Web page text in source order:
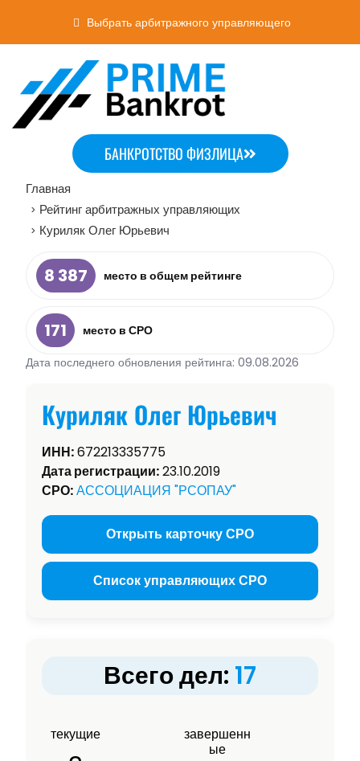
Выбрать арбитражного управляющего
БАНКРОТСТВО ФИЗЛИЦА
Главная
> Рейтинг арбитражных управляющих
> Куриляк Олег Юрьевич
8 387 место в общем рейтинге
171
место в СРО
Дата последнего обновления рейтинга: 09.08.2026
Куриляк Олег Юрьевич
ИНН:672213335775
Дата регистрации:23.10.2019
СРО:АССОЦИАЦИЯ "РСОПАУ"
Открыть карточку СРО
Список управляющих СРО
Всего дел: 17
текущие
завершенн
ые